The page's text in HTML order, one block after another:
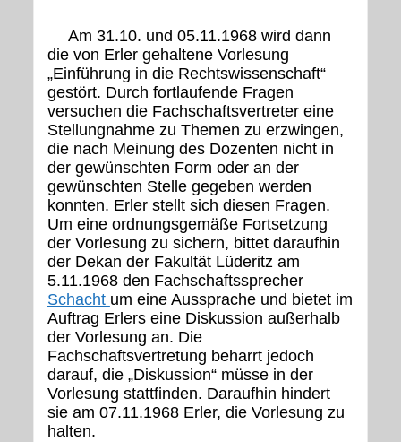
Am 31.10. und 05.11.1968 wird dann
die von Erler gehaltene Vorlesung
„Einführung in die Rechtswissenschaft“
gestört. Durch fortlaufende Fragen
versuchen die Fachschaftsvertreter eine
Stellungnahme zu Themen zu erzwingen,
die nach Meinung des Dozenten nicht in
der gewünschten Form oder an der
gewünschten Stelle gegeben werden
konnten. Erler stellt sich diesen Fragen.
Um eine ordnungsgemäße Fortsetzung
der Vorlesung zu sichern, bittet daraufhin
der Dekan der Fakultät Lüderitz am
5.11.1968 den Fachschaftssprecher
Schacht um eine Aussprache und bietet im
Auftrag Erlers eine Diskussion außerhalb
der Vorlesung an. Die
Fachschaftsvertretung beharrt jedoch
darauf, die „Diskussion“ müsse in der
Vorlesung stattfinden. Daraufhin hindert
sie am 07.11.1968 Erler, die Vorlesung zu
halten.